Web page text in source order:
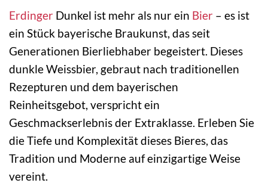
Erdinger Dunkel ist mehr als nur ein Bier – es ist
ein Stück bayerische Braukunst, das seit
Generationen Bierliebhaber begeistert. Dieses
dunkle Weissbier, gebraut nach traditionellen
Rezepturen und dem bayerischen
Reinheitsgebot, verspricht ein
Geschmackserlebnis der Extraklasse. Erleben Sie
die Tiefe und Komplexität dieses Bieres, das
Tradition und Moderne auf einzigartige Weise
vereint.